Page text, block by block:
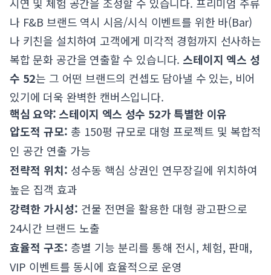
나 F&B 브랜드 역시 시음/시식 이벤트를 위한 바(Bar)
나 키친을 설치하여 고객에게 미각적 경험까지 선사하는
복합 문화 공간을 연출할 수 있습니다. 스테이지 엑스 성
수 52는 그 어떤 브랜드의 컨셉도 담아낼 수 있는, 비어
있기에 더욱 완벽한 캔버스입니다.
핵심 요약: 스테이지 엑스 성수 52가 특별한 이유
압도적 규모: 총 150평 규모로 대형 프로젝트 및 복합적
인 공간 연출 가능
전략적 위치: 성수동 핵심 상권인 연무장길에 위치하여
높은 집객 효과
강력한 가시성: 건물 전면을 활용한 대형 광고판으로
24시간 브랜드 노출
효율적 구조: 층별 기능 분리를 통해 전시, 체험, 판매,
VIP 이벤트를 동시에 효율적으로 운영